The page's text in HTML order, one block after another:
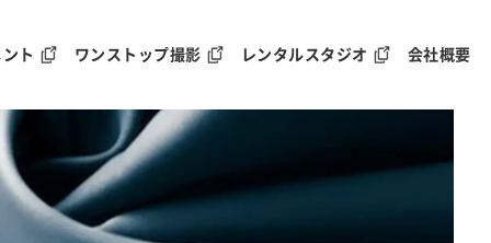
ト ワンストップ撮影 レンタルスタジオ 会社概要